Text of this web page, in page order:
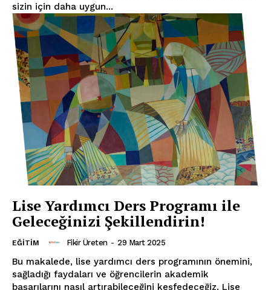
sizin için daha uygun...
Lise Yardımcı Ders Programı ile
Geleceğinizi Şekillendirin!
EĞITIM Fikir Üreten - 29 Mart 2025
Bu makalede, lise yardımcı ders programının önemini,
sağladığı faydaları ve öğrencilerin akademik
başarılarını nasıl artırabileceğini keşfedeceğiz. Lise